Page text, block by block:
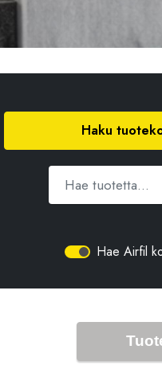
Haku
Hae Airfil